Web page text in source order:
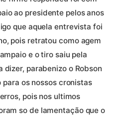
ao presidente pelos anos
que aquela entrevista foi
pois retratou como agem
e o tiro saiu pela
parabenizo o Robson
os nossos cronistas
pois nos ultimos
so de lamentação que o